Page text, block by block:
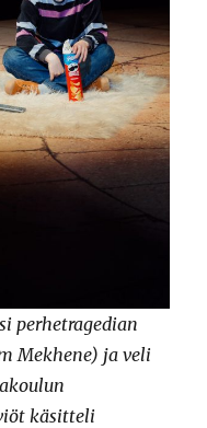
perhetragedian
Mekhene) ja veli
käsitteli